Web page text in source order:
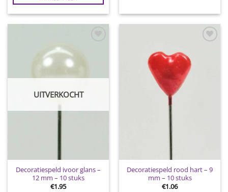
UITVERKOCHT
Decoratiespeld ivoor glans –
12 mm – 10 stuks
€1.95
wenslijst
Decoratiespeld rood hart – 9
mm – 10 stuks
€1.06